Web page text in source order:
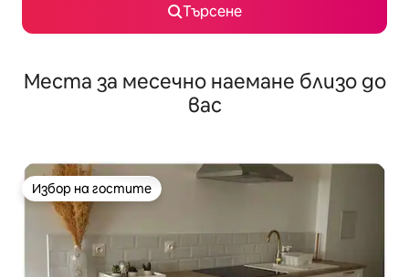
Търсене
Места за месечно наемане близо до
вас
Избор на гостите
Избор на гостите